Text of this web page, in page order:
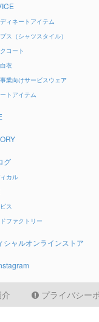
ィネートアイテム
ス（シャツスタイル）
コート
衣
業向けサービスウェア
トアイテム
グ
カル
ス
ファクトリー
シャルオンラインストア
プライバシー